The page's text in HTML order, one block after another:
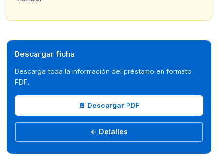
Descargar ficha
Descarga toda la información del préstamo en formato
PDF.
📄 Descargar PDF
← Detalles